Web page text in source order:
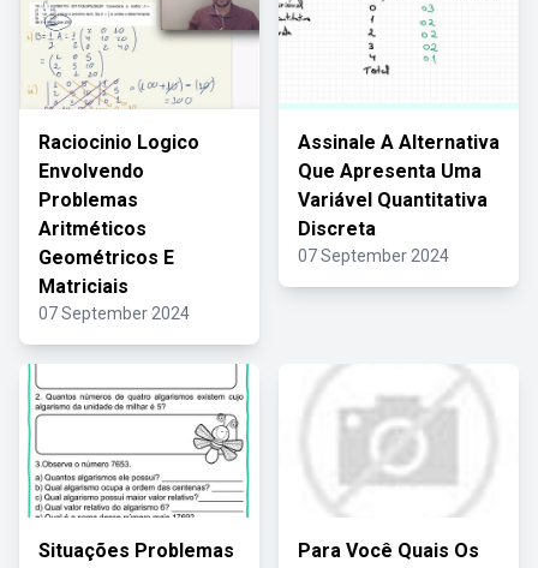
Raciocinio Logico
Envolvendo
Problemas
Aritméticos
Geométricos E
Matriciais
07 September 2024
Assinale A Alternativa
Que Apresenta Uma
Variável Quantitativa
Discreta
07 September 2024
Situações Problemas Para Você Quais Os